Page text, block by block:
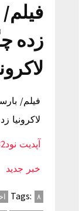
لاکرونیا زد
آپدیت نود32
خبر جدید
Tags: ۸